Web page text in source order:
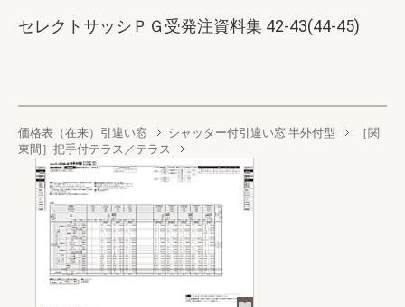
セレクトサッシＰＧ受発注資料集 42-43(44-45)
価格表（在来）引違い窓 シャッター付引違い窓 半外付型
［関
東間］把手付テラス／テラス